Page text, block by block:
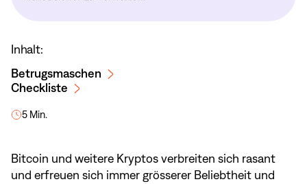
Inhalt:
Betrugsmaschen
Checkliste
5 Min.
Bitcoin und weitere Kryptos verbreiten sich rasant
und erfreuen sich immer grösserer Beliebtheit und